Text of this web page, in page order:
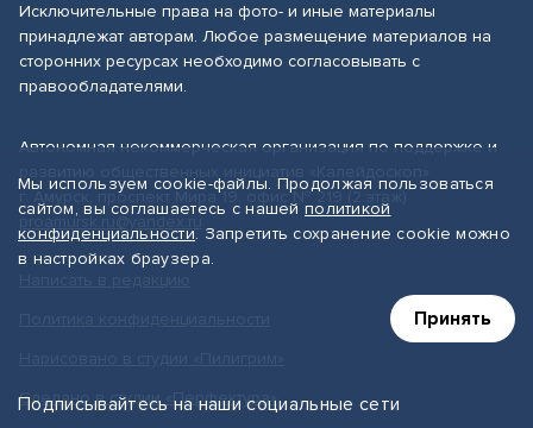
Исключительные права на фото- и иные материалы
принадлежат авторам. Любое размещение материалов на
сторонних ресурсах необходимо согласовывать с
правообладателями.
Автономная некоммерческая организация по поддержке и
г. Амурск, проспект Мира 19, офис № 219 (2 этаж)
proamursk.ru@yandex.ru
Сделано в студии «Перфектура»
Мы используем cookie-файлы. Продолжая пользоваться
сайтом, вы соглашаетесь с нашей политикой
конфиденциальности. Запретить сохранение cookie можно
в настройках браузера.
Принять
Подписывайтесь на наши социальные сети